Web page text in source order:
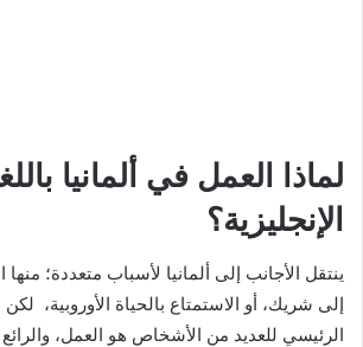
لماذا العمل في ألمانيا
الإنجليزية؟
ينتقل الأجانب إلى ألمانيا لأسباب متعددة؛ منها
إلى شريك، أو الاستمتاع بالحياة الأوروبية،
الرئيسي للعديد من الأشخاص هو العمل،